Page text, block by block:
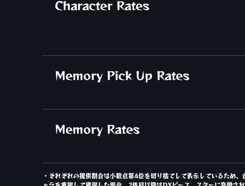
Character Rates
Memory Pick Up Rates
Memory Rates
・それぞれの提供割合は小数点第4位を切り捨てして表示しているため